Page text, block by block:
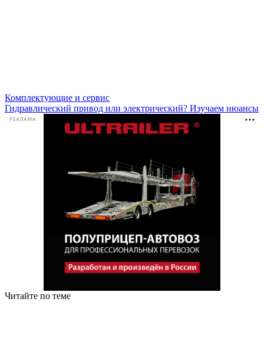
Комплектующие и сервис
Гидравлический привод или электрический? Изучаем нюансы
РЕКЛАМА
Читайте по теме